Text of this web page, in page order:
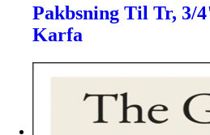
Pakbsning Til Tr, 3/
Karfa